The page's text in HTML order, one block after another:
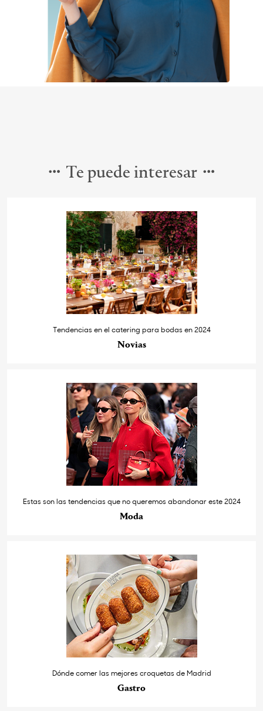
Te puede interesar
Tendencias en el catering para bodas en 2024
Novias
Estas son las tendencias que no queremos abandonar este 2024
Moda
Dónde comer las mejores croquetas de Madrid
Gastro